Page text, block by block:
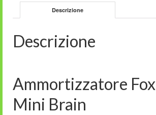
Descrizione
Descrizione
Ammortizzatore Fox
Mini Brain